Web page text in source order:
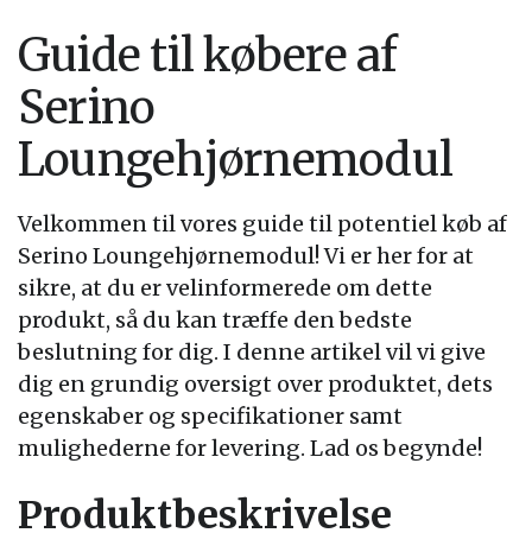
Guide til købere af
Serino
Loungehjørnemodul
Velkommen til vores guide til potentiel køb af
Serino Loungehjørnemodul! Vi er her for at
sikre, at du er velinformerede om dette
produkt, så du kan træffe den bedste
beslutning for dig. I denne artikel vil vi give
dig en grundig oversigt over produktet, dets
egenskaber og specifikationer samt
mulighederne for levering. Lad os begynde!
Produktbeskrivelse